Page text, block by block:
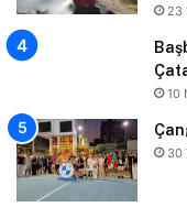
23
10
30